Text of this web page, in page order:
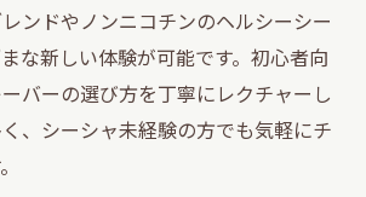
ンドやノンニコチンのヘルシーシー
な新しい体験が可能です。初心者向
バーの選び方を丁寧にレクチャーし
、シーシャ未経験の方でも気軽にチ